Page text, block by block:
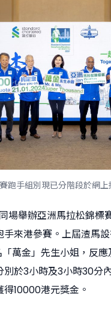
跑手組別現已分階段於網上
場舉辦亞洲馬拉松錦標
來港參賽。上屆渣馬
萬金」先生小姐，反
於3小時及3小時30分
10000港元獎金。